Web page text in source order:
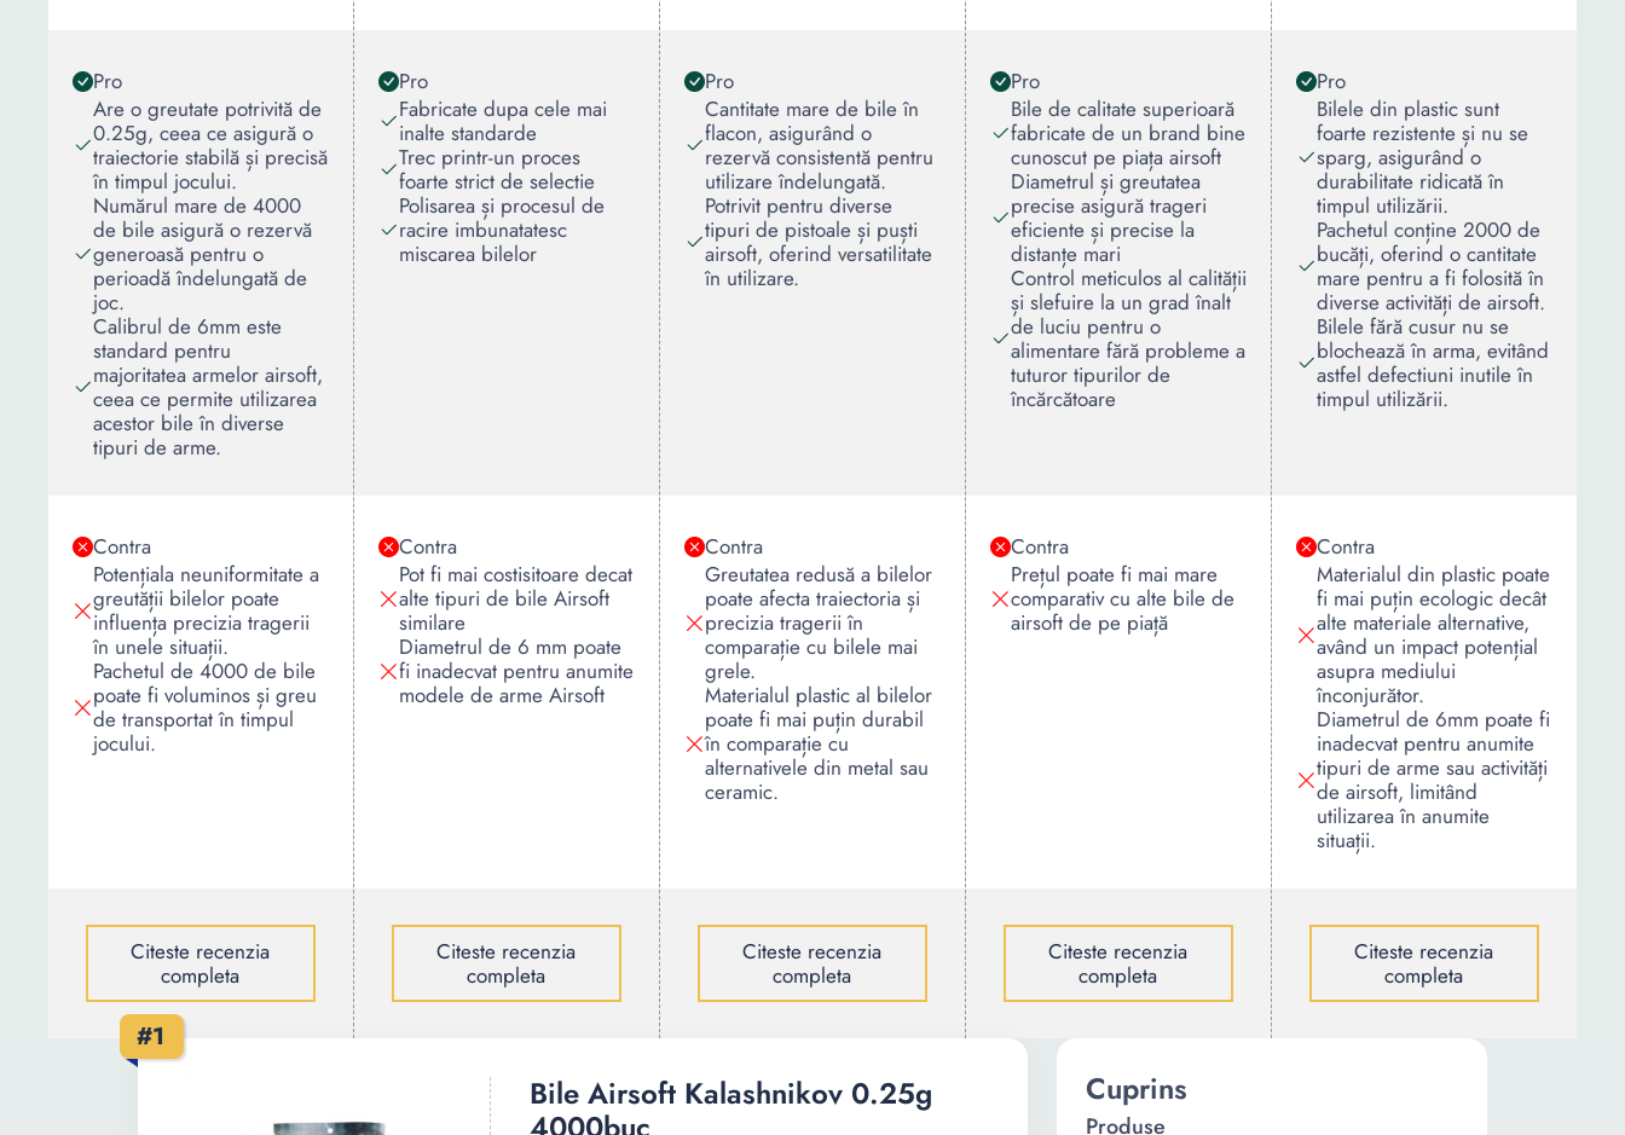
Pro
Are o greutate potrivită de
0.25g, ceea ce asigură o
traiectorie stabilă și precisă
în timpul jocului.
Numărul mare de 4000
de bile asigură o rezervă
generoasă pentru o
perioadă îndelungată de
joc.
Calibrul de 6mm este
standard pentru
majoritatea armelor airsoft,
ceea ce permite utilizarea
acestor bile în diverse
tipuri de arme.
Contra
Potențiala neuniformitate a
greutății bilelor poate
influența precizia tragerii
în unele situații.
Pachetul de 4000 de bile
poate fi voluminos și greu
de transportat în timpul
jocului.
Citeste recenzia
completa
Pro
Fabricate dupa cele mai
inalte standarde
Trec printr-un proces
foarte strict de selectie
Polisarea și procesul de
racire imbunatatesc
miscarea bilelor
Contra
Pot fi mai costisitoare decat
alte tipuri de bile Airsoft
similare
Diametrul de 6 mm poate
fi inadecvat pentru anumite
modele de arme Airsoft
Citeste recenzia
completa
Pro
Cantitate mare de bile în
flacon, asigurând o
rezervă consistentă pentru
utilizare îndelungată.
Potrivit pentru diverse
tipuri de pistoale și puști
airsoft, oferind versatilitate
în utilizare.
Contra
Greutatea redusă a bilelor
poate afecta traiectoria și
precizia tragerii în
comparație cu bilele mai
grele.
Materialul plastic al bilelor
poate fi mai puțin durabil
în comparație cu
alternativele din metal sau
ceramic.
Citeste recenzia
completa
Pro
Bile de calitate superioară
fabricate de un brand bine
cunoscut pe piața airsoft
Diametrul și greutatea
precise asigură trageri
eficiente și precise la
distanțe mari
Control meticulos al calității
și slefuire la un grad înalt
de luciu pentru o
alimentare fără probleme a
tuturor tipurilor de
încărcătoare
Contra
Prețul poate fi mai mare
comparativ cu alte bile de
airsoft de pe piață
Citeste recenzia
completa
Pro
Bilele din plastic sunt
foarte rezistente și nu se
sparg, asigurând o
durabilitate ridicată în
timpul utilizării.
Pachetul conține 2000 de
bucăți, oferind o cantitate
mare pentru a fi folosită în
diverse activități de airsoft.
Bilele fără cusur nu se
blochează în arma, evitând
astfel defectiuni inutile în
timpul utilizării.
Contra
Materialul din plastic poate
fi mai puțin ecologic decât
alte materiale alternative,
având un impact potențial
asupra mediului
înconjurător.
Diametrul de 6mm poate fi
inadecvat pentru anumite
tipuri de arme sau activități
de airsoft, limitând
utilizarea în anumite
situații.
Citeste recenzia
completa
#1
Bile Airsoft Kalashnikov 0.25g
Cuprins
Produse